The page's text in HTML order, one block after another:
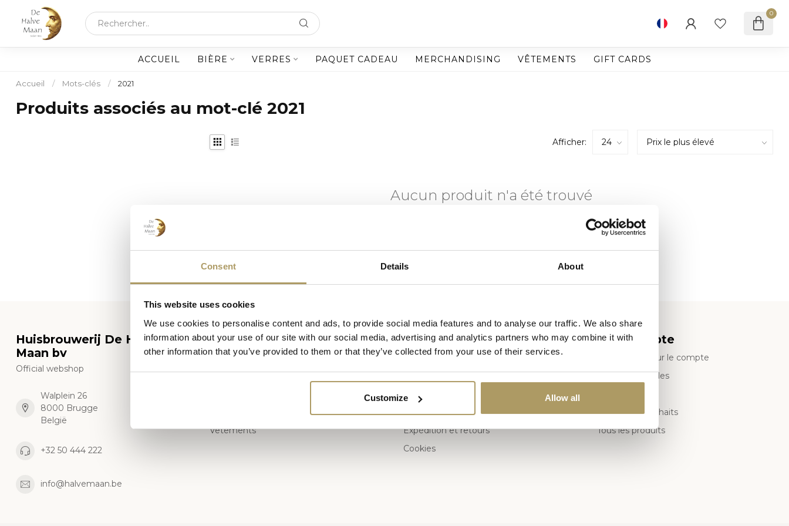
Consent Details About
This website uses cookies
We use cookies to personalise content and ads, to provide social media features and to analyse our traffic. We also share
information about your use of our site with our social media, advertising and analytics partners who may combine it with
other information that you’ve provided to them or that they’ve collected from your use of their services.
Customize Allow all
0
ACCUEIL BIÈRE VERRES PAQUET CADEAU MERCHANDISING VÊTEMENTS GIFT CARDS
Accueil / Mots-clés / 2021
Produits associés au mot-clé 2021
Afficher:
Aucun produit n'a été trouvé
Huisbrouwerij De Halve
Maan bv
Official webshop
Walplein 26
8000 Brugge
België
+32 50 444 222
info@halvemaan.be
Catégories
Bière
Verres
Vêtements
Informations
Qui sommes nous
Conditions générales de vente
Déclaration de confidentialité
Moyens de paiement
Expédition et retours
Cookies
Mon compte
Informations sur le compte
Mes commandes
Ma liste de souhaits
Tous les produits